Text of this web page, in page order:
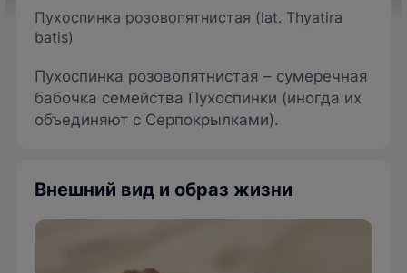
Пухоспинка розовопятнистая (lat. Thyatira
batis)
Пухоспинка розовопятнистая – сумеречная
бабочка семейства Пухоспинки (иногда их
объединяют с Серпокрылками).
Внешний вид и образ жизни